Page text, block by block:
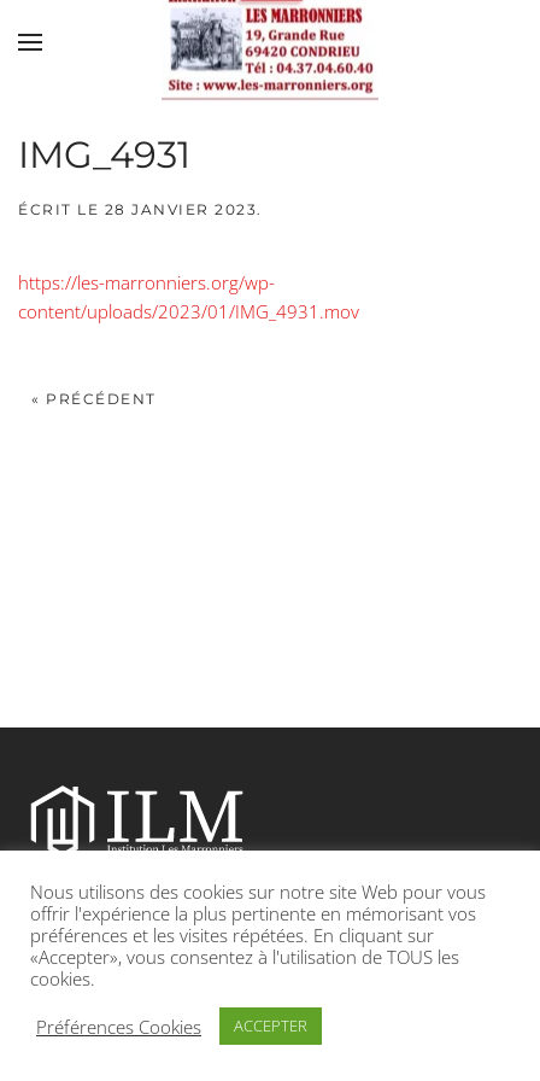
Skip to main content
IMG_4931
ÉCRIT LE 28 JANVIER 2023.
https://les-marronniers.org/wp-
content/uploads/2023/01/IMG_4931.mov
« PRÉCÉDENT
Etablissement catholique sous contrat d’association avec l’Etat
Adresse : 19, Grande rue 69420 CONDRIEU
INFOS LÉGALES POLITIQUE DE CONFIDENTIALITÉ
Nous utilisons des cookies sur notre site Web pour vous
offrir l'expérience la plus pertinente en mémorisant vos
préférences et les visites répétées. En cliquant sur
«Accepter», vous consentez à l'utilisation de TOUS les
cookies.
Préférences Cookies
ACCEPTER